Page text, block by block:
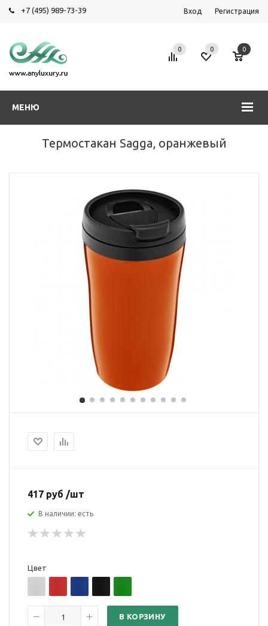
+7 (495) 989-73-39 Вход Регистрация
МЕНЮ
0 0 0
Термостакан Sagga, оранжевый
417 руб /шт
В наличии: есть
Цвет
В КОРЗИНУ